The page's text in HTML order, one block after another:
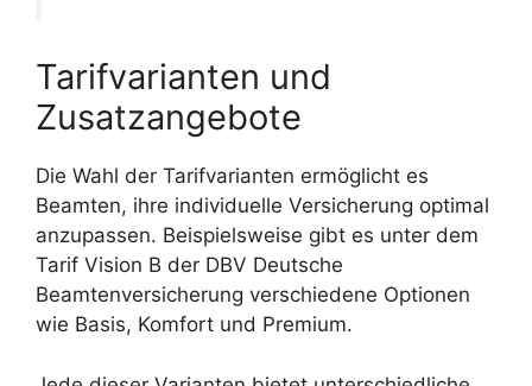
Tarifvarianten und
Zusatzangebote
Die Wahl der Tarifvarianten ermöglicht es
Beamten, ihre individuelle Versicherung optimal
anzupassen. Beispielsweise gibt es unter dem
Tarif Vision B der DBV Deutsche
Beamtenversicherung verschiedene Optionen
wie Basis, Komfort und Premium.